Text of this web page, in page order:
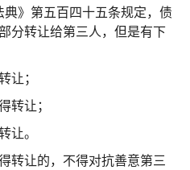
》第五百四十五条规定，债
分转让给第三人，但是有下
让；
转让；
让。
转让的，不得对抗善意第三